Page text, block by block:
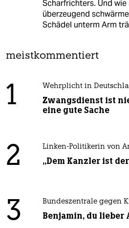
Scharfrichters. Und
überzeugend
Schädel unterm Arm
meistkommentiert
1 Wehrplicht in
Zwangsdienst ist
eine gute Sache
2 Linken-Politikerin von
„Dem Kanzler ist
3 Bundeszentrale gegen
Benjamin, du lieber